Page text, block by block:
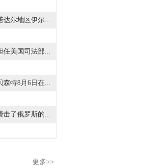
地方当局表示，俄罗斯克拉斯诺达尔地区伊尔斯基石油炼油厂火灾已扑灭。
美国参议院确认托德布兰奇将担任美国司法部长。
金十数据8月8日讯，美国财长贝森特8月6日在接受美国全国广播公司采访时表示，霍尔木兹海峡永远不会恢复到原来的样子，但他强调，这不是伊朗方面所描绘的那种对伊朗有利的局面，而是指霍尔木兹海峡将失去当前能源运输“咽喉要道”的地位。贝森特说，在未来两年内，霍尔木兹海峡将“变得无关紧要”，原本通过海峡运输的能源中将有超过50%或70%改由地下管道输送。（CCTV国际时讯）
乌克兰军方表示，乌克兰军队袭击了俄罗斯的伊尔斯基和西兹兰石油精炼厂，导致火灾发生。
更多>>